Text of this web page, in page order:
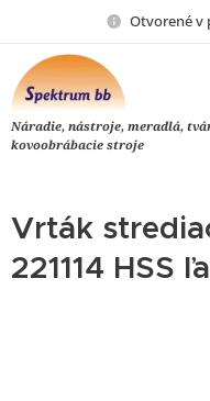
Otvorené v
Náradie, nástroje, meradlá,
kovoobrábacie stroje
Vrták
221114 HSS